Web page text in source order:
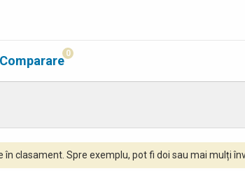
Comparare 0
clasament. Spre exemplu, pot fi doi sau mai mulți